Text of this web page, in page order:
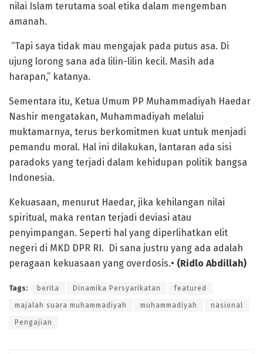
nilai Islam terutama soal etika dalam mengemban
amanah.
“Tapi saya tidak mau mengajak pada putus asa. Di
ujung lorong sana ada lilin-lilin kecil. Masih ada
harapan,” katanya.
Sementara itu, Ketua Umum PP Muhammadiyah Haedar
Nashir mengatakan, Muhammadiyah melalui
muktamarnya, terus berkomitmen kuat untuk menjadi
pemandu moral. Hal ini dilakukan, lantaran ada sisi
paradoks yang terjadi dalam kehidupan politik bangsa
Indonesia.
Kekuasaan, menurut Haedar, jika kehilangan nilai
spiritual, maka rentan terjadi deviasi atau
penyimpangan. Seperti hal yang diperlihatkan elit
negeri di MKD DPR RI. Di sana justru yang ada adalah
peragaan kekuasaan yang overdosis.• (Ridlo Abdillah)
Tags: berita Dinamika Persyarikatan featured
majalah suara muhammadiyah muhammadiyah nasional
Pengajian